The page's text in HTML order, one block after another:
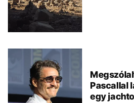
Pascallal
egy